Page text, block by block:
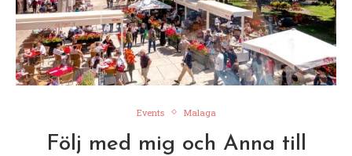
Events Malaga
Följ med mig och Anna till